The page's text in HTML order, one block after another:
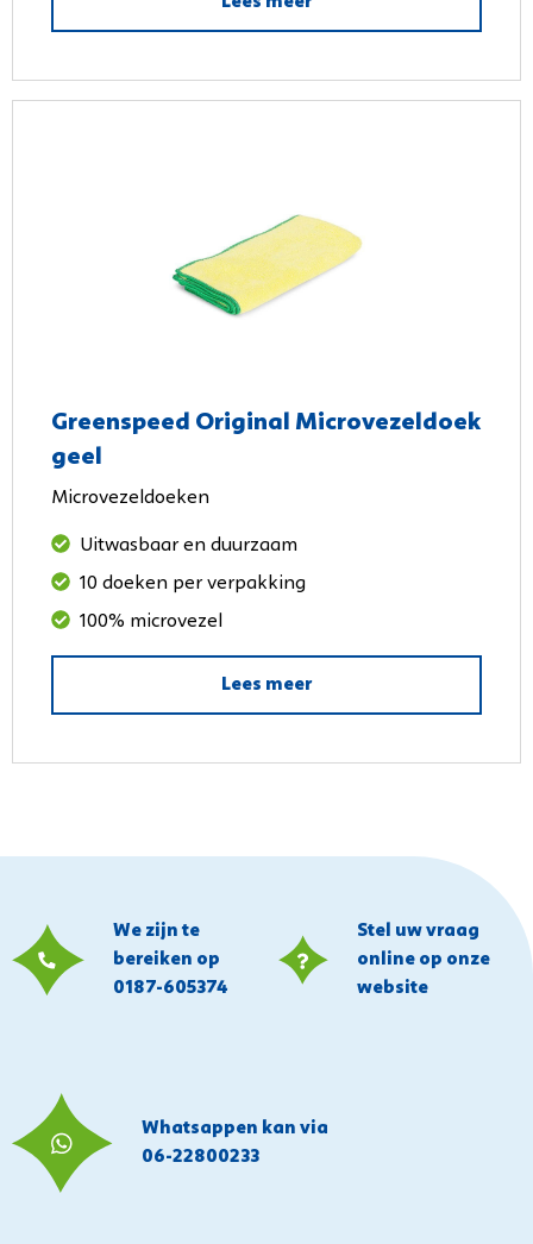
Greenspeed Original Microvezeldoek
geel
Microvezeldoeken
Uitwasbaar en duurzaam
10 doeken per verpakking
100% microvezel
Lees meer
We zijn te
bereiken op
0187-605374
Stel uw vraag
online op onze
website
Whatsappen kan via
06-22800233